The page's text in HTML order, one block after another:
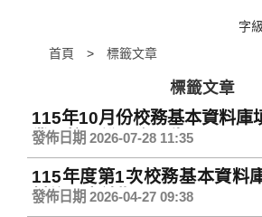
首頁 標籤文章
字
標籤文章
115年10月份校務基本資料庫
業及校內說明會預告
發佈日期 2026-07-28 11:35
115年度第1次校務基本資料
料修正申請期程
發佈日期 2026-04-27 09:38